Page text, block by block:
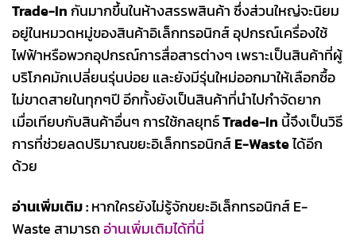
Trade-Inกันมากขึ้นในห้างสรรพสินค้า ซึ่งส่วนใหญ่จะนิยม
อยู่ในหมวดหมู่ของสินค้าอิเล็กทรอนิกส์ อุปกรณ์เครื่องใช้
ไฟฟ้าหรือพวกอุปกรณ์การสื่อสารต่างๆ เพราะเป็นสินค้าที่ผู้
บริโภคมักเปลี่ยนรุ่นบ่อย และยังมีรุ่นใหม่ออกมาให้เลือกซื้อ
ไม่ขาดสายในทุกๆปี อีกทั้งยังเป็นสินค้าที่นำไปกำจัดยาก
เมื่อเทียบกับสินค้าอื่นๆ การใช้กลยุทธ์Trade-In นี้จึงเป็นวิธี
การที่ช่วยลดปริมาณขยะอิเล็กทรอนิกส์E-Wasteได้อีก
ด้วย
อ่านเพิ่มเติม :หากใครยังไม่รู้จักขยะอิเล็กทรอนิกส์ E-
Waste สามารถอ่านเพิ่มเติมได้ที่นี่